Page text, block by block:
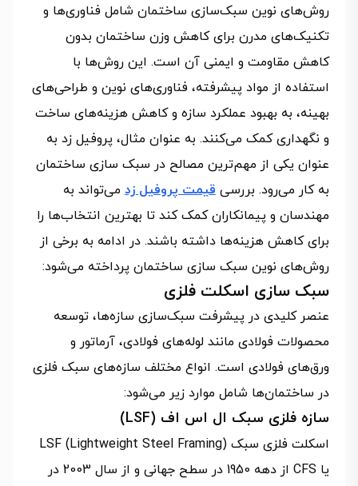
روش‌های نوین سبک‌سازی ساختمان شامل فناوری‌ها و
تکنیک‌های مدرن برای کاهش وزن ساختمان بدون
کاهش مقاومت و ایمنی آن است. این روش‌ها با
استفاده از مواد پیشرفته، فناوری‌های نوین و طراحی‌های
بهینه، به بهبود عملکرد سازه و کاهش هزینه‌های ساخت
و نگهداری کمک می‌کنند. به عنوان مثال، پروفیل زد به
عنوان یکی از مهم‌ترین مصالح در سبک سازی ساختمان
به کار می‌رود. بررسی قیمت پروفیل زد می‌تواند به
مهندسان و پیمانکاران کمک کند تا بهترین انتخاب‌ها را
برای کاهش هزینه‌ها داشته باشند. در ادامه به برخی از
روش‌های نوین سبک‌ سازی ساختمان پرداخته می‌شود:
سبک سازی اسکلت فلزی
عنصر کلیدی در پیشرفت سبک‌سازی سازه‌ها، توسعه
محصولات فولادی مانند لوله‌های فولادی، آرماتور و
ورق‌های فولادی است. انواع مختلف سازه‌های سبک فلزی
در ساختمان‌ها شامل موارد زیر می‌شود:
سازه‌ فلزی سبک ال اس اف (LSF)
اسکلت فلزی سبک LSF (Lightweight Steel Framing)
یا CFS از دهه 1950 در سطح جهانی و از سال 2003 در